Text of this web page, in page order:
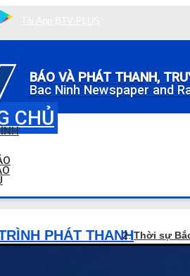
BÁO VÀ PHÁT THANH,
Bac Ninh Newspaper and
CHỦ
PHÁT THANHThời sự